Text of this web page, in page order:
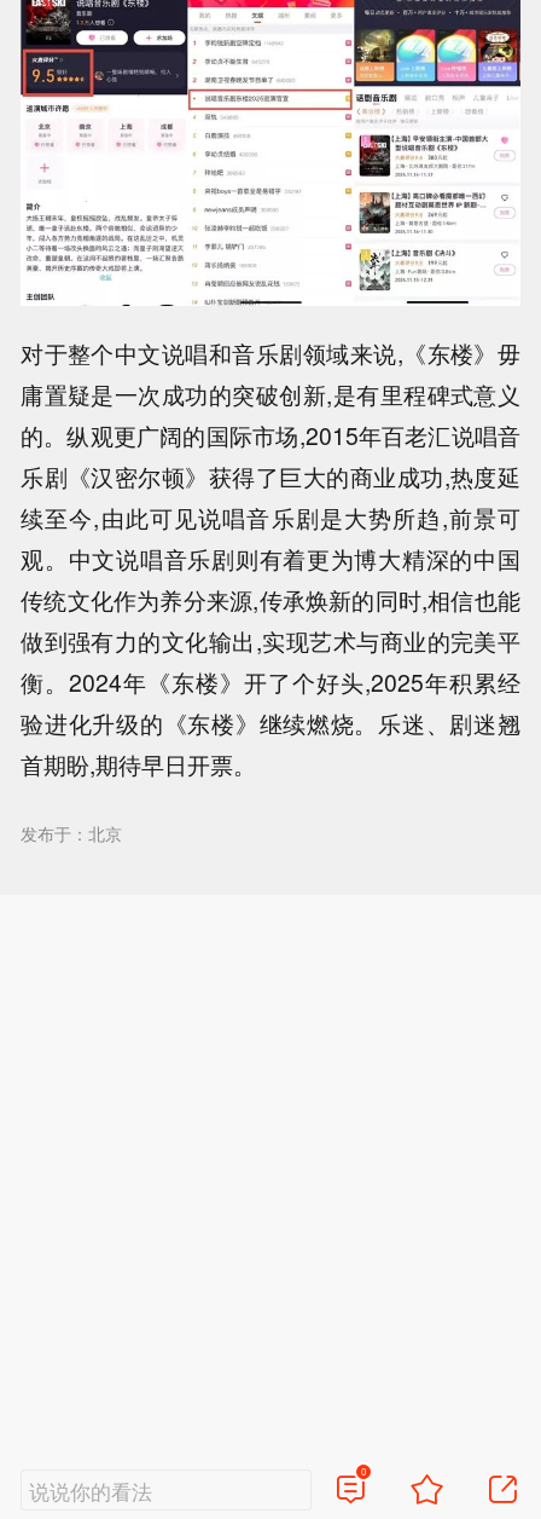
对于整个中文说唱和音乐剧领域来说,《东楼》毋
庸置疑是一次成功的突破创新,是有里程碑式意义
的。纵观更广阔的国际市场,2015年百老汇说唱音
乐剧《汉密尔顿》获得了巨大的商业成功,热度延
续至今,由此可见说唱音乐剧是大势所趋,前景可
观。中文说唱音乐剧则有着更为博大精深的中国
传统文化作为养分来源,传承焕新的同时,相信也能
做到强有力的文化输出,实现艺术与商业的完美平
衡。2024年《东楼》开了个好头,2025年积累经
验进化升级的《东楼》继续燃烧。乐迷、剧迷翘
首期盼,期待早日开票。
发布于：北京
说说你的看法
0